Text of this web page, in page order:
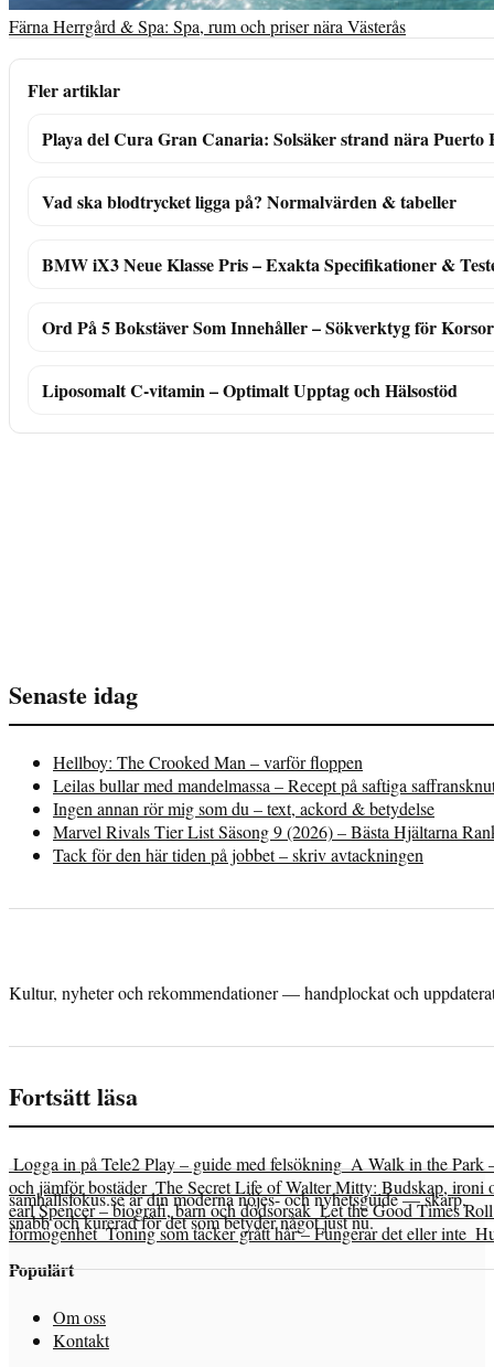
Färna Herrgård & Spa: Spa, rum och priser nära Västerås
Fler artiklar
Playa del Cura Gran Canaria: Solsäker strand nära Puerto
Vad ska blodtrycket ligga på? Normalvärden & tabeller
BMW iX3 Neue Klasse Pris – Exakta Specifikationer &
Ord På 5 Bokstäver Som Innehåller – Sökverktyg för
Liposomalt C-vitamin – Optimalt Upptag och Hälsostöd
Senaste idag
Hellboy: The Crooked Man – varför floppen
Leilas bullar med mandelmassa – Recept på saftiga
Ingen annan rör mig som du – text, ackord & betydelse
Marvel Rivals Tier List Säsong 9 (2026) – Bästa Hjältarna
Tack för den här tiden på jobbet – skriv avtackningen
Kultur, nyheter och rekommendationer — handplockat och
Fortsätt läsa
Logga in på Tele2 Play – guide med felsökning A Walk in the Park
och jämför bostäder The Secret Life of Walter Mitty: Budskap, ironi
earl Spencer – biografi, barn och dödsorsak Let the Good Times
förmögenhet Toning som täcker grått hår – Fungerar det eller inte
samhallsfokus.se är din moderna nöjes- och nyhetsguide — skarp,
snabb och kurerad för det som betyder något just nu.
Populärt
Om oss
Kontakt